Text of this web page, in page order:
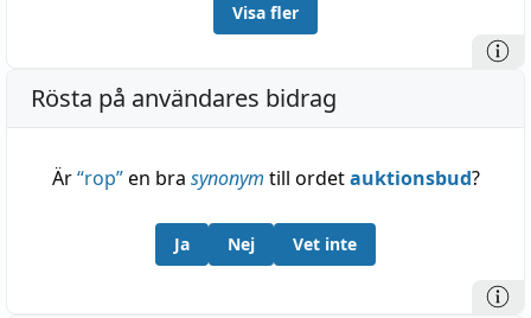
Visa fler
Rösta på användares bidrag
Är“rop”en bra synonym till ordetauktionsbud?
Ja Nej Vet inte